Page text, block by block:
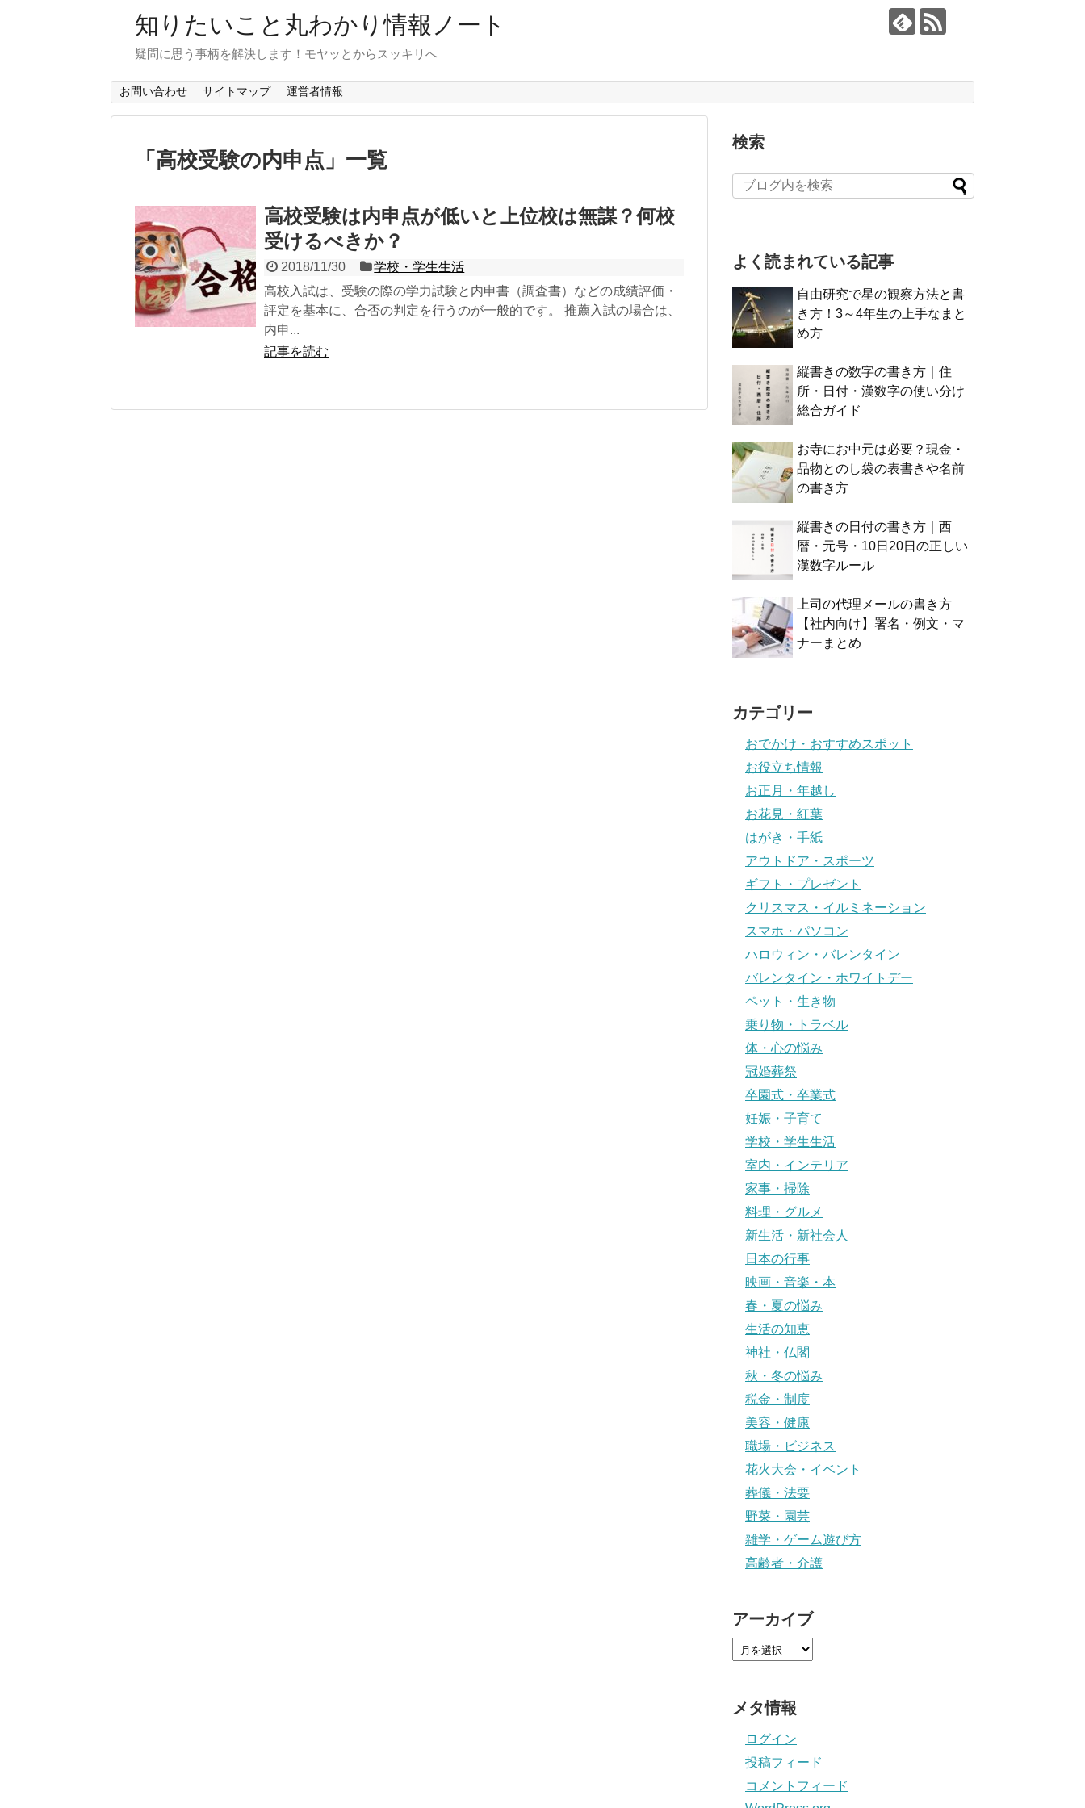
知りたいこと丸わかり情報ノート
疑問に思う事柄を解決します！モヤッとからスッキリへ
お問い合わせ サイトマップ 運営者情報
「 高校受験の内申点 」 一覧
高校受験は内申点が低いと上位校は無謀？何校
受けるべきか？
2018/11/30
学校・学生生活
高校入試は、受験の際の学力試験と内申書（調査書）などの成績評価・
評定を基本に、合否の判定を行うのが一般的です。 推薦入試の場合は、
内申...
記事を読む
検索
よく読まれている記事
自由研究で星の観察方法と書
き方！3～4年生の上手なまと
め方
縦書きの数字の書き方｜住
所・日付・漢数字の使い分け
総合ガイド
お寺にお中元は必要？現金・
品物とのし袋の表書きや名前
の書き方
縦書きの日付の書き方｜西
暦・元号・10日20日の正しい
漢数字ルール
上司の代理メールの書き方
【社内向け】署名・例文・マ
ナーまとめ
カテゴリー
おでかけ・おすすめスポット
お役立ち情報
お正月・年越し
お花見・紅葉
はがき・手紙
アウトドア・スポーツ
ギフト・プレゼント
クリスマス・イルミネーション
スマホ・パソコン
ハロウィン・バレンタイン
バレンタイン・ホワイトデー
ペット・生き物
乗り物・トラベル
体・心の悩み
冠婚葬祭
卒園式・卒業式
妊娠・子育て
学校・学生生活
室内・インテリア
家事・掃除
料理・グルメ
新生活・新社会人
日本の行事
映画・音楽・本
春・夏の悩み
生活の知恵
神社・仏閣
秋・冬の悩み
税金・制度
美容・健康
職場・ビジネス
花火大会・イベント
葬儀・法要
野菜・園芸
雑学・ゲーム遊び方
高齢者・介護
アーカイブ
メタ情報
ログイン
投稿フィード
コメントフィード